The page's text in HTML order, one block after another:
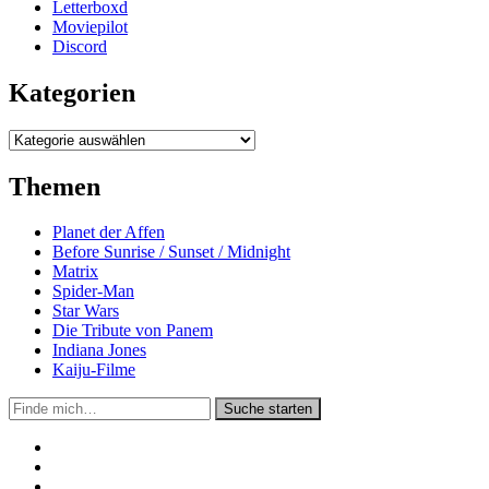
Letterboxd
Moviepilot
Discord
Kategorien
Kategorien
Themen
Planet der Affen
Before Sunrise / Sunset / Midnight
Matrix
Spider-Man
Star Wars
Die Tribute von Panem
Indiana Jones
Kaiju-Filme
Suche
in
https://secondunit-
podcast.de/
Suche starten